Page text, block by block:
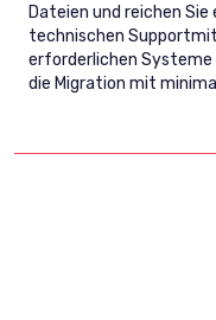
Dateien und reichen Sie
technischen
erforderlichen Systeme
die Migration mit